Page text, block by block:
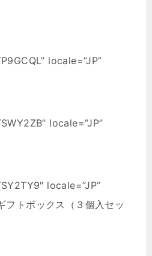
locale=”JP”
locale=”JP”
locale=”JP”
トボックス（３個入セッ